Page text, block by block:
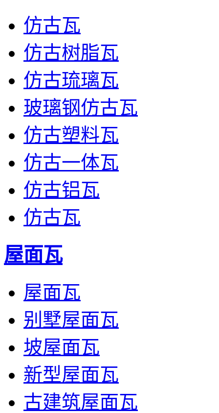
仿古瓦
仿古树脂瓦
仿古琉璃瓦
玻璃钢仿古瓦
仿古塑料瓦
仿古一体瓦
仿古铝瓦
仿古瓦
屋面瓦
屋面瓦
别墅屋面瓦
坡屋面瓦
新型屋面瓦
古建筑屋面瓦